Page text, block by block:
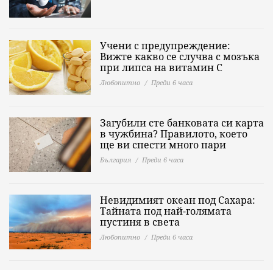
Учени с предупреждение:
Вижте какво се случва с мозъка
при липса на витамин C
Любопитно Преди 6 часа
Загубили сте банковата си карта
в чужбина? Правилото, което
ще ви спести много пари
България Преди 6 часа
Невидимият океан под Сахара:
Тайната под най-голямата
пустиня в света
Любопитно Преди 6 часа